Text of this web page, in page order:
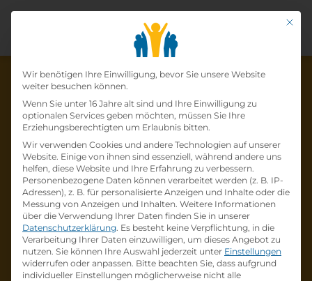
Die Lehrstelle wurde schon
besetzt!
Die LehrstelleLehre zum:zur
Einzelhandelskaufmann:Einzelhandelskauffr
au Schwerpunkt Feinkostfachverkaufbei
BILLA AGist schonbesetzt.
Firmenprofil besuchen
Mit
Datenschutz-
Wir benötigen Ihre Einwilligung, bevor Sie unsere Website
weiter besuchen können.
Wenn Sie unter 16 Jahre alt sind und Ihre Einwilligung zu
optionalen Services geben möchten, müssen Sie Ihre
Erziehungsberechtigten um Erlaubnis bitten.
Wir verwenden Cookies und andere Technologien auf unserer
Website. Einige von ihnen sind essenziell, während andere uns
helfen, diese Website und Ihre Erfahrung zu verbessern.
Personenbezogene Daten können verarbeitet werden (z. B. IP-
Adressen), z. B. für personalisierte Anzeigen und Inhalte oder die
Messung von Anzeigen und Inhalten. Weitere Informationen
über die Verwendung Ihrer Daten finden Sie in unserer
Datenschutzerklärung. Es besteht keine Verpflichtung, in die
Verarbeitung Ihrer Daten einzuwilligen, um dieses Angebot zu
nutzen. Sie können Ihre Auswahl jederzeit unter Einstellungen
widerrufen oder anpassen. Bitte beachten Sie, dass aufgrund
individueller Einstellungen möglicherweise nicht alle